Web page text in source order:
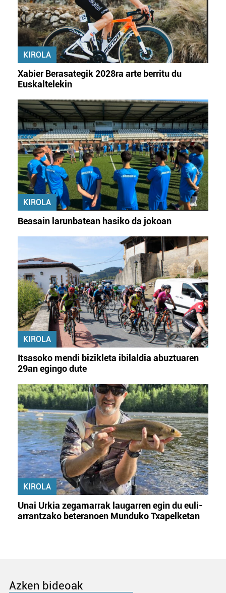
KIROLA
Xabier Berasategik 2028ra arte berritu du
Euskaltelekin
KIROLA
Beasain larunbatean hasiko da jokoan
KIROLA
Itsasoko mendi bizikleta ibilaldia abuztuaren
29an egingo dute
KIROLA
Unai Urkia zegamarrak laugarren egin du euli-
arrantzako beteranoen Munduko Txapelketan
Azken bideoak